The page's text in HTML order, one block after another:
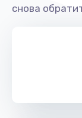
снова